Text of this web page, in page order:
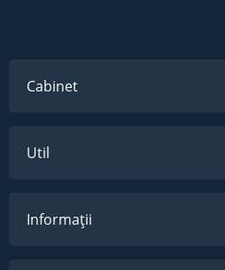
Cabinet
Util
Informații